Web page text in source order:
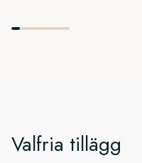
expeditionsteamet med
Valfria tillägg